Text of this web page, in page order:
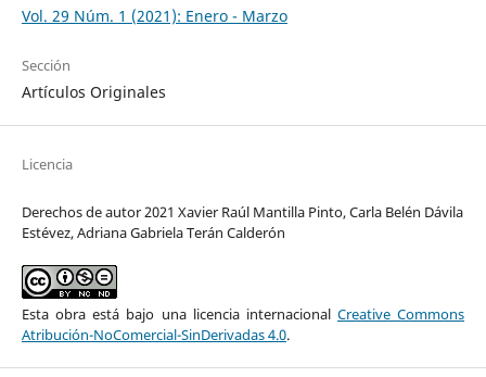
Vol. 29 Núm. 1 (2021): Enero - Marzo
Sección
Artículos Originales
Licencia
Derechos de autor 2021 Xavier Raúl Mantilla Pinto, Carla Belén Dávila
Estévez, Adriana Gabriela Terán Calderón
Esta obra está bajo una licencia internacional Creative Commons
Atribución-NoComercial-SinDerivadas 4.0.